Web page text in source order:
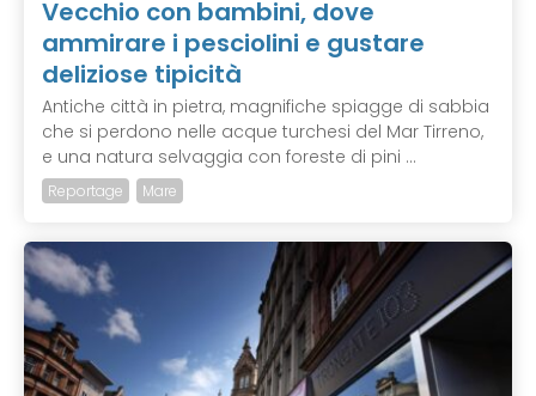
Vecchio con bambini, dove
ammirare i pesciolini e gustare
deliziose tipicità
Antiche città in pietra, magnifiche spiagge di sabbia
che si perdono nelle acque turchesi del Mar Tirreno,
e una natura selvaggia con foreste di pini ...
Reportage Mare